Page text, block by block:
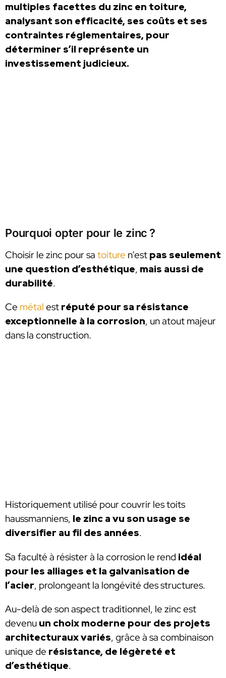
multiples facettes du zinc en toiture,
analysant son efficacité, ses coûts et ses
contraintes réglementaires, pour
déterminer s’il représente un
investissement judicieux.
Pourquoi opter pour le zinc ?
Choisir le zinc pour sa toiture n’est pas seulement
une question d’esthétique, mais aussi de
durabilité.
Ce métal est réputé pour sa résistance
exceptionnelle à la corrosion, un atout majeur
dans la construction.
Historiquement utilisé pour couvrir les toits
haussmanniens, le zinc a vu son usage se
diversifier au fil des années.
Sa faculté à résister à la corrosion le rend idéal
pour les alliages et la galvanisation de
l’acier, prolongeant la longévité des structures.
Au-delà de son aspect traditionnel, le zinc est
devenu un choix moderne pour des projets
architecturaux variés, grâce à sa combinaison
unique de résistance, de légèreté et
d’esthétique.